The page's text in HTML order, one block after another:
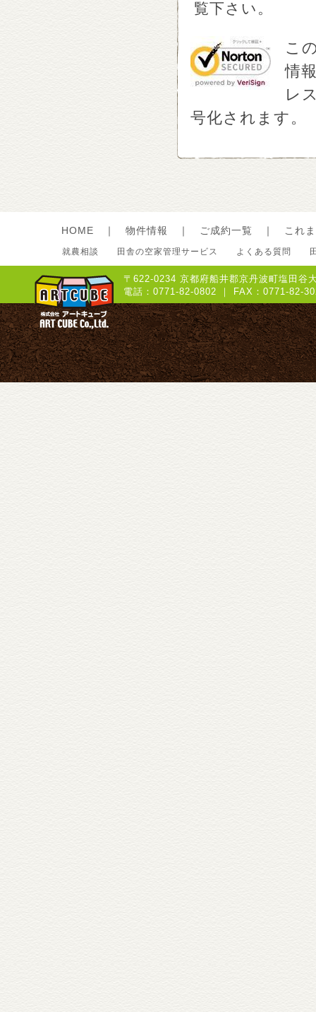
覧下さい。
こ
情
レ
号化されます。
HOME ｜ 物件情報 ｜ ご成約一覧 ｜ これ
就農相談 田舎の空家管理サービス よくある質問
〒622-0234 京都府船井郡京丹波町塩田谷
電話：0771-82-0802 ｜ FAX：0771-82-